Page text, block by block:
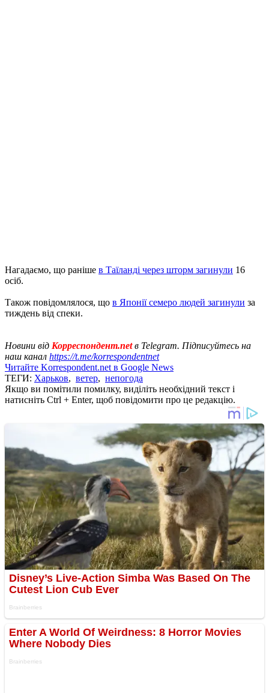
Нагадаємо, що раніше в Таїланді через шторм загинули 16
осіб.
Також повідомлялося, що в Японії семеро людей загинули за
тиждень від спеки.
Новини від Корреспондент.netв Telegram. Підписуйтесь на
наш канал https://t.me/korrespondentnet
Читайте Korrespondent.net в Google News
ТЕГИ: Харьков, ветер, непогода
Якщо ви помітили помилку, виділіть необхідний текст і
натисніть Ctrl + Enter, щоб повідомити про це редакцію.